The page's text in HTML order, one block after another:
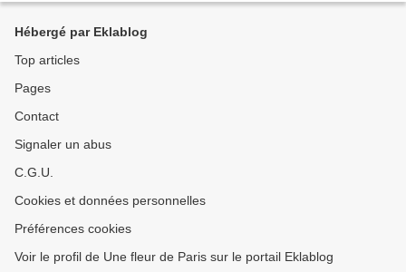
Hébergé par Eklablog
Top articles
Pages
Contact
Signaler un abus
C.G.U.
Cookies et données personnelles
Préférences cookies
Voir le profil de Une fleur de Paris sur le portail Eklablog